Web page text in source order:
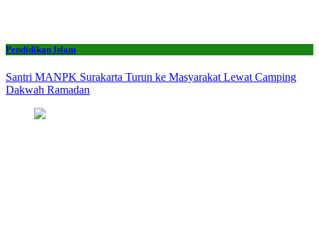
Pendidikan Islam
Santri MANPK Surakarta Turun ke Masyarakat Lewat Camping
Dakwah Ramadan